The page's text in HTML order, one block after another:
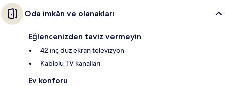
Oda imkân ve olanakları
Eğlencenizden taviz vermeyin
42 inç düz ekran televizyon
Kablolu TV kanalları
Ev konforu